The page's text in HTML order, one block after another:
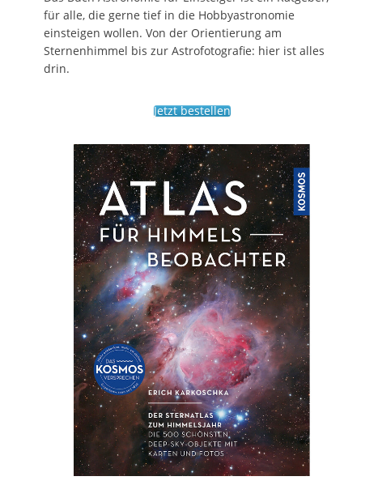
für alle, die gerne tief in die Hobbyastronomie
einsteigen wollen. Von der Orientierung am
Sternenhimmel bis zur Astrofotografie: hier ist alles
drin.
Jetzt bestellen